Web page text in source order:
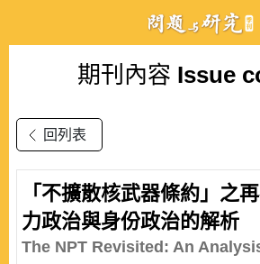
期刊內容 Issue
回列表
「不擴散核武器條約」之
力政治與身份政治的解析
The NPT Revisited: An